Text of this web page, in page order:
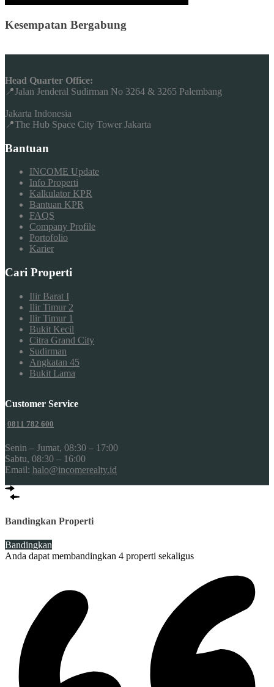
Kesempatan Bergabung
Head Quarter Office:
📍Jalan Jenderal Sudirman No 3264 & 3265 Palembang
Jakarta Indonesia
📍The Hub Space City Tower Jakarta
Bantuan
INCOME Update
Info Properti
Kalkulator KPR
Bantuan KPR
FAQS
Company Profile
Portofolio
Karier
Cari Properti
Ilir Barat I
Ilir Timur 2
Ilir Timur 1
Bukit Kecil
Citra Grand City
Sudirman
Angkatan 45
Bukit Lama
Customer Service
0811 782 600
Senin – Jumat, 08:30 – 17:00
Sabtu, 08:30 – 16:00
Email: halo@incomerealty.id
Bandingkan Properti
Bandingkan
Anda dapat membandingkan 4 properti sekaligus